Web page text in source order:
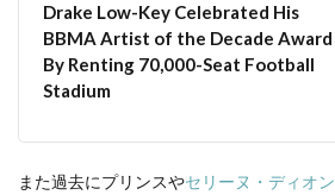
Drake Low-Key Celebrated His
BBMA Artist of the Decade Award
By Renting 70,000-Seat Football
Stadium
また過去にプリンスやセリーヌ・ディオン